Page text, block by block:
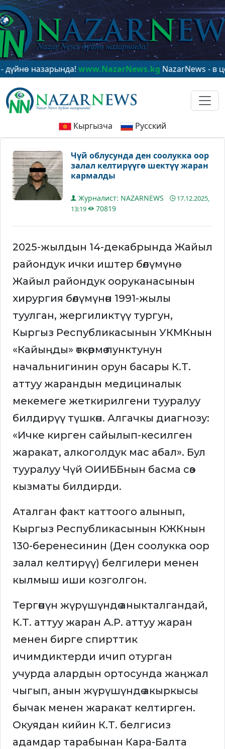
www.NazarNews.kgNazarNews - в центре
Кыргызча Русский
Чүй облусунда ден соолукка оор
залал келтирүүгө шектүү жаран
кармалды
Журналист: NAZARNEWS
17.12.2025,
13:19
70819
2025-жылдын 14-декабрында Жайыл
райондук ички иштер бөлүмүнө
Жайыл райондук ооруканасынын
хирургия бөлүмүнөн 1991-жылы
туулган, жергиликтүү тургун,
Кыргыз Республикасынын УКМКнын
«Кайыңды» өткөрмө пунктунун
начальнигинин орун басары К.Т.
аттуу жарандын медициналык
мекемеге жеткирилгени тууралуу
билдирүү түшкөн. Алгачкы диагнозу:
«Ичке кирген сайылып-кесилген
жаракат, алкоголдук мас абал». Бул
тууралуу Чүй ОИИББнын басма сөз
кызматы билдирди.
Аталган факт каттоого алынып,
Кыргыз Республикасынын КЖКнын
130-беренесинин (Ден соолукка оор
залал келтирүү) белгилери менен
кылмыш иши козголгон.
Тергөөнүн жүрүшүндө аныкталгандай,
К.Т. аттуу жаран А.Р. аттуу жаран
менен бирге спирттик
ичимдиктерди ичип отурган
учурда алардын ортосунда жаңжал
чыгып, анын жүрүшүндө акыркысы
бычак менен жаракат келтирген.
Окуядан кийин К.Т. белгисиз
адамдар тарабынан Кара-Балта